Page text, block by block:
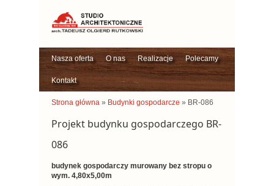
Nasza oferta O nas Realizacje Polecamy
Kontakt
Strona główna » Budynki gospodarcze » BR-086
Projekt budynku gospodarczego BR-
086
budynek gospodarczy murowany bez stropu o
wym. 4,80x5,00m